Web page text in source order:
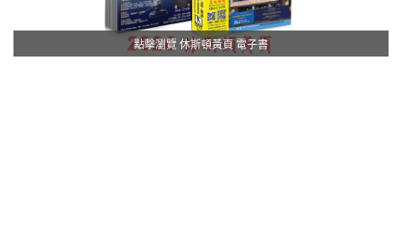
點擊瀏覽 休斯頓黃頁 電子書